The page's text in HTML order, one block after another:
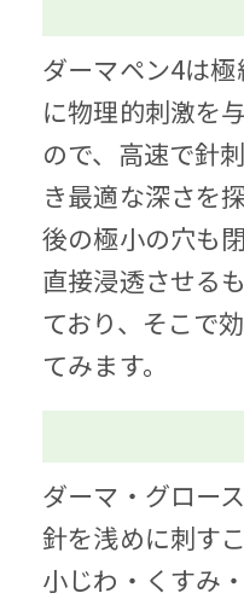
ダーマペン4は
に物理的刺激を
ので、高速で針
き最適な深さを
後の極小の穴も
直接浸透させる
ており、そこで
てみます。
ダーマ・グロー
針を浅めに刺す
小じわ・くすみ